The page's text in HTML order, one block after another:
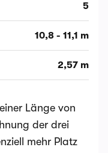
5
10,8 - 11,1 m
2,57 m
Länge von
der drei
mehr Platz